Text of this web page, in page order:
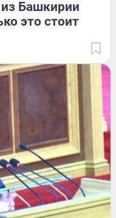
Башкирии
это стоит